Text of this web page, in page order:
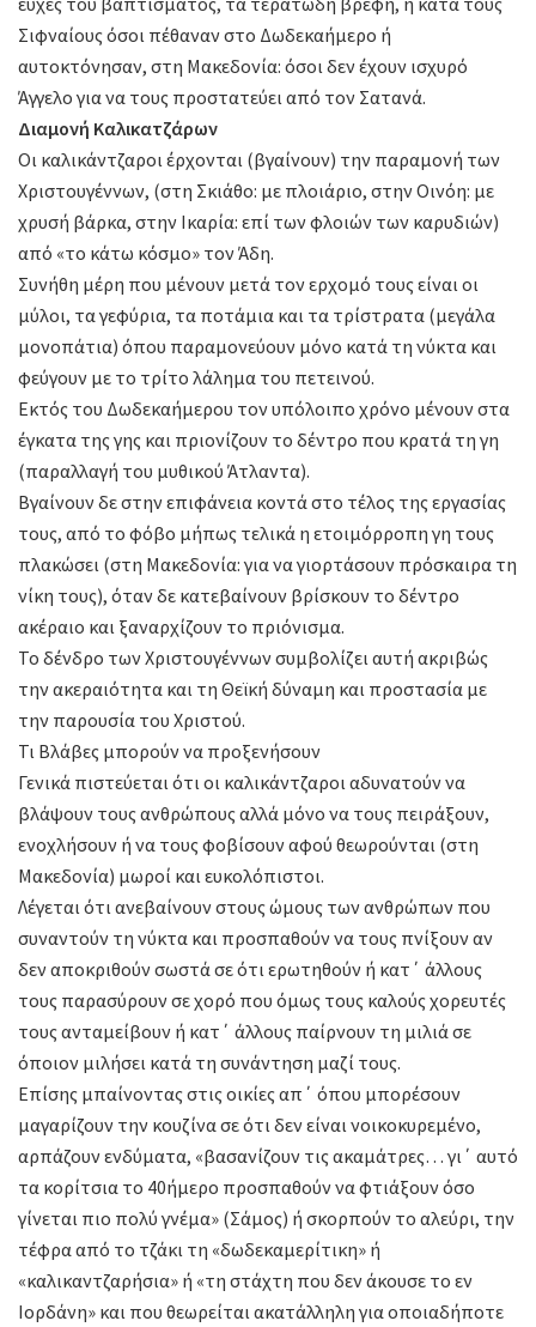
Σιφναίους όσοι πέθαναν στο Δωδεκαήμερο ή
αυτοκτόνησαν, στη Μακεδονία: όσοι δεν έχουν ισχυρό
Άγγελο για να τους προστατεύει από τον Σατανά.
Διαμονή Καλικατζάρων
Οι καλικάντζαροι έρχονται (βγαίνουν) την παραμονή των
Χριστουγέννων, (στη Σκιάθο: με πλοιάριο, στην Οινόη: με
χρυσή βάρκα, στην Ικαρία: επί των φλοιών των καρυδιών)
από «το κάτω κόσμο» τον Άδη.
Συνήθη μέρη που μένουν μετά τον ερχομό τους είναι οι
μύλοι, τα γεφύρια, τα ποτάμια και τα τρίστρατα (μεγάλα
μονοπάτια) όπου παραμονεύουν μόνο κατά τη νύκτα και
φεύγουν με το τρίτο λάλημα του πετεινού.
Εκτός του Δωδεκαήμερου τον υπόλοιπο χρόνο μένουν στα
έγκατα της γης και πριονίζουν το δέντρο που κρατά τη γη
(παραλλαγή του μυθικού Άτλαντα).
Βγαίνουν δε στην επιφάνεια κοντά στο τέλος της εργασίας
τους, από το φόβο μήπως τελικά η ετοιμόρροπη γη τους
πλακώσει (στη Μακεδονία: για να γιορτάσουν πρόσκαιρα τη
νίκη τους), όταν δε κατεβαίνουν βρίσκουν το δέντρο
ακέραιο και ξαναρχίζουν το πριόνισμα.
Το δένδρο των Χριστουγέννων συμβολίζει αυτή ακριβώς
την ακεραιότητα και τη Θεϊκή δύναμη και προστασία με
την παρουσία του Χριστού.
Τι Βλάβες μπορούν να προξενήσουν
Γενικά πιστεύεται ότι οι καλικάντζαροι αδυνατούν να
βλάψουν τους ανθρώπους αλλά μόνο να τους πειράξουν,
ενοχλήσουν ή να τους φοβίσουν αφού θεωρούνται (στη
Μακεδονία) μωροί και ευκολόπιστοι.
Λέγεται ότι ανεβαίνουν στους ώμους των ανθρώπων που
συναντούν τη νύκτα και προσπαθούν να τους πνίξουν αν
δεν αποκριθούν σωστά σε ότι ερωτηθούν ή κατ΄ άλλους
τους παρασύρουν σε χορό που όμως τους καλούς χορευτές
τους ανταμείβουν ή κατ΄ άλλους παίρνουν τη μιλιά σε
όποιον μιλήσει κατά τη συνάντηση μαζί τους.
Επίσης μπαίνοντας στις οικίες απ΄ όπου μπορέσουν
μαγαρίζουν την κουζίνα σε ότι δεν είναι νοικοκυρεμένο,
αρπάζουν ενδύματα, «βασανίζουν τις ακαμάτρες… γι΄ αυτό
τα κορίτσια το 40ήμερο προσπαθούν να φτιάξουν όσο
γίνεται πιο πολύ γνέμα» (Σάμος) ή σκορπούν το αλεύρι, την
τέφρα από το τζάκι τη «δωδεκαμερίτικη» ή
«καλικαντζαρήσια» ή «τη στάχτη που δεν άκουσε το εν
Ιορδάνη» και που θεωρείται ακατάλληλη για οποιαδήποτε